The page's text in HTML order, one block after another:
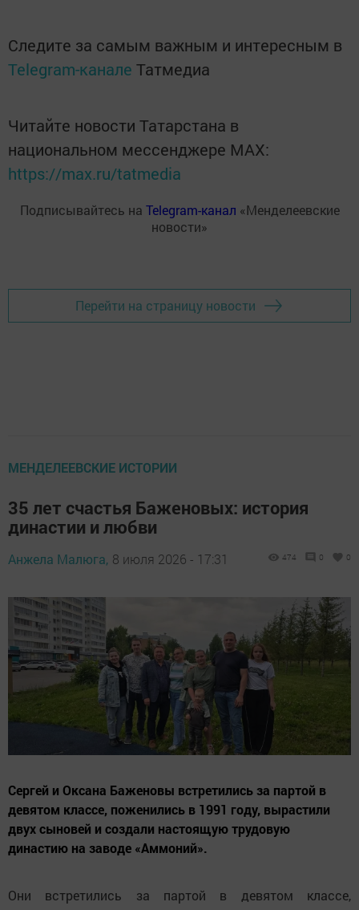
Следите за самым важным и интересным в
Telegram-канале Татмедиа
Читайте новости Татарстана в
национальном мессенджере MАХ:
https://max.ru/tatmedia
Подписывайтесь на Telegram-канал «Менделеевские
новости»
Перейти на страницу новости
МЕНДЕЛЕЕВСКИЕ ИСТОРИИ
35 лет счастья Баженовых: история
династии и любви
Анжела Малюга, 8 июля 2026 - 17:31 474 0 0
Сергей и Оксана Баженовы встретились за партой в
девятом классе, поженились в 1991 году, вырастили
двух сыновей и создали настоящую трудовую
династию на заводе «Аммоний».
Они встретились за партой в девятом классе,